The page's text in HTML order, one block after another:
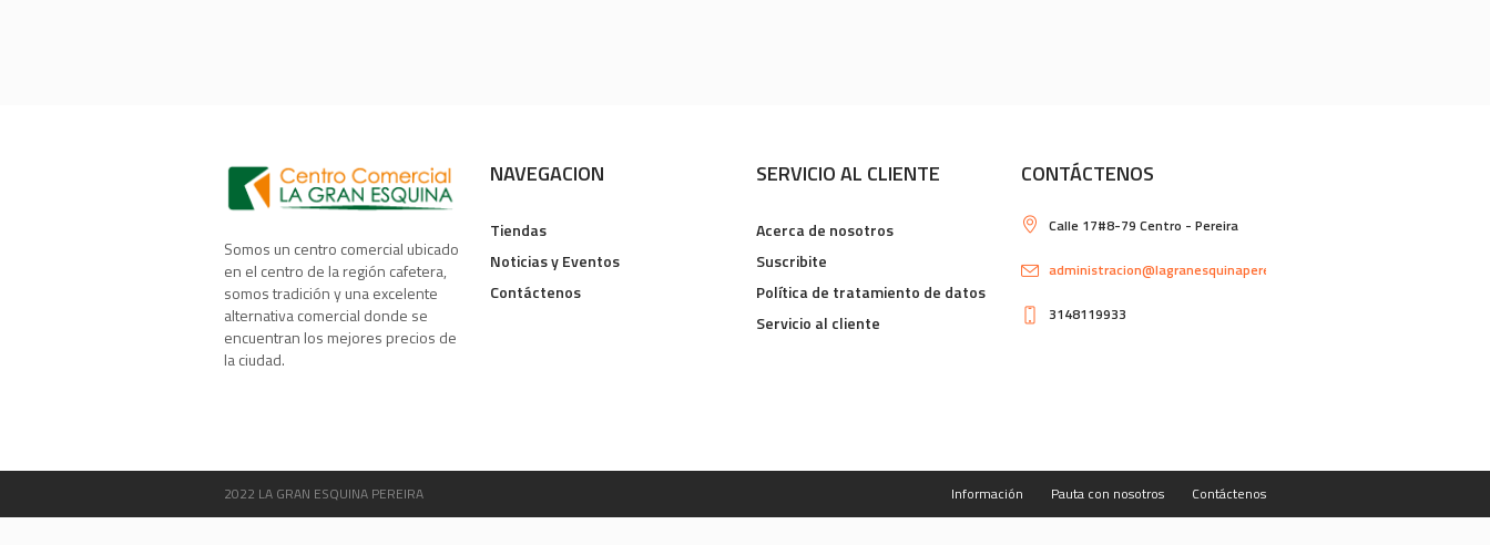
Somos un centro comercial ubicado
en el centro de la región cafetera,
somos tradición y una excelente
alternativa comercial donde se
encuentran los mejores precios de
la ciudad.
NAVEGACION
Tiendas
Noticias y Eventos
Contáctenos
SERVICIO AL CLIENTE
Acerca de nosotros
Suscribite
Política de tratamiento de datos
Servicio al cliente
CONTÁCTENOS
Calle 17#8-79 Centro - Pereira
administracion@lagranesquinapereira.com
3148119933
Información Pauta con nosotros Contáctenos
2022 LA GRAN ESQUINA PEREIRA